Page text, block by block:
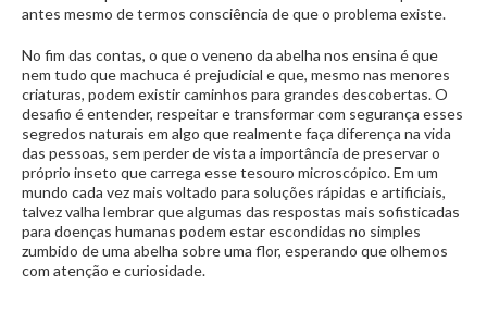
antes mesmo de termos consciência de que o problema existe.
No fim das contas, o que o veneno da abelha nos ensina é que
nem tudo que machuca é prejudicial e que, mesmo nas menores
criaturas, podem existir caminhos para grandes descobertas. O
desafio é entender, respeitar e transformar com segurança esses
segredos naturais em algo que realmente faça diferença na vida
das pessoas, sem perder de vista a importância de preservar o
próprio inseto que carrega esse tesouro microscópico. Em um
mundo cada vez mais voltado para soluções rápidas e artificiais,
talvez valha lembrar que algumas das respostas mais sofisticadas
para doenças humanas podem estar escondidas no simples
zumbido de uma abelha sobre uma flor, esperando que olhemos
com atenção e curiosidade.